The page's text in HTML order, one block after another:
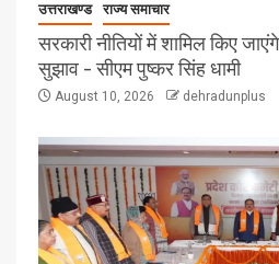
उत्तराखण्ड राज्य समाचार
सरकारी नीतियों में शामिल किए
सुझाव – सीएम पुष्कर सिंह धामी
August 10, 2026 dehradunplus